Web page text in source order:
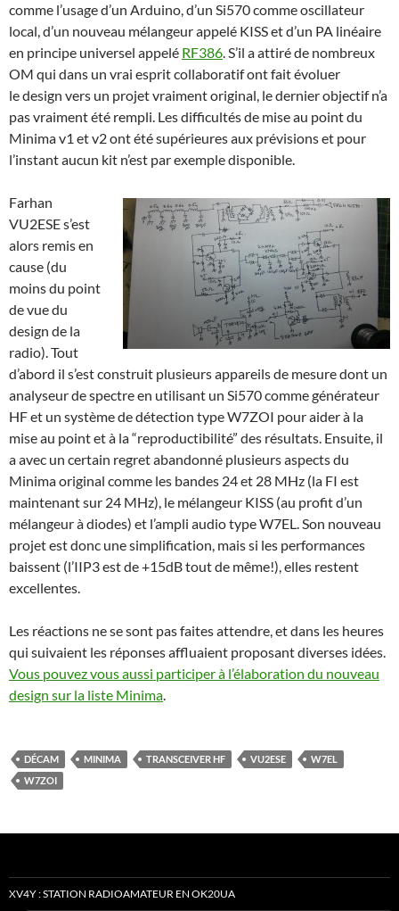
comme l’usage d’un Arduino, d’un Si570 comme oscillateur
local, d’un nouveau mélangeur appelé KISS et d’un PA linéaire
en principe universel appelé RF386. S’il a attiré de nombreux
OM qui dans un vrai esprit collaboratif ont fait évoluer
le design vers un projet vraiment original, le dernier objectif n’a
pas vraiment été rempli. Les difficultés de mise au point du
Minima v1 et v2 ont été supérieures aux prévisions et pour
l’instant aucun kit n’est par exemple disponible.
Farhan
VU2ESE s’est
alors remis en
cause (du
moins du point
de vue du
design de la
radio). Tout
d’abord il s’est construit plusieurs appareils de mesure dont un
analyseur de spectre en utilisant un Si570 comme générateur
HF et un système de détection type W7ZOI pour aider à la
mise au point et à la “reproductibilité” des résultats. Ensuite, il
a avec un certain regret abandonné plusieurs aspects du
Minima original comme les bandes 24 et 28 MHz (la FI est
maintenant sur 24 MHz), le mélangeur KISS (au profit d’un
mélangeur à diodes) et l’ampli audio type W7EL. Son nouveau
projet est donc une simplification, mais si les performances
baissent (l’IIP3 est de +15dB tout de même!), elles restent
excellentes.
Les réactions ne se sont pas faites attendre, et dans les heures
qui suivaient les réponses affluaient proposant diverses idées.
Vous pouvez vous aussi participer à l’élaboration du nouveau
design sur la liste Minima.
DÉCAM MINIMA TRANSCEIVER HF VU2ESE
W7EL
W7ZOI
XV4Y : STATION RADIOAMATEUR EN OK20UA